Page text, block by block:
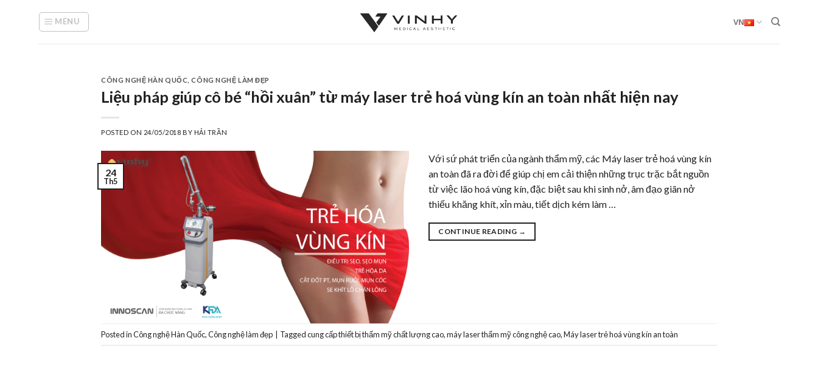
MENU VN
CÔNG NGHỆ HÀN QUỐC ,CÔNG NGHỆ LÀM ĐẸP
Liệu pháp giúp cô bé “hồi xuân” từ máy laser trẻ hoá vùng kín an toàn nhất hiện nay
POSTED ON 24/05/2018 BY HẢI TRẦN
24
Th5
Với sứ phát triển của ngành thẩm mỹ, các Máy laser trẻ hoá vùng kín
an toàn đã ra đời để giúp chị em cải thiện những trục trặc bắt nguồn
từ việc lão hoá vùng kín, đặc biệt sau khi sinh nở, âm đạo giãn nở
thiếu khăng khít, xỉn màu, tiết dịch kém làm …
CONTINUE READING →
Posted inCông nghệ Hàn Quốc,Công nghệ làm đẹp | Taggedcung cấp thiết bị thẩm mỹ chất lượng cao,máy laser thẩm mỹ công nghệ cao,Máy laser trẻ hoá vùng kín an toàn